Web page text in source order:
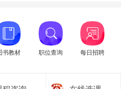
书教材 职位查询 每日招聘